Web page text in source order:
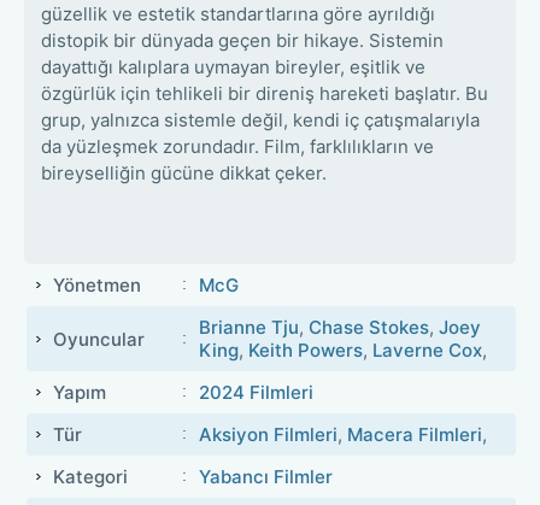
güzellik ve estetik standartlarına göre ayrıldığı
distopik bir dünyada geçen bir hikaye. Sistemin
dayattığı kalıplara uymayan bireyler, eşitlik ve
özgürlük için tehlikeli bir direniş hareketi başlatır. Bu
grup, yalnızca sistemle değil, kendi iç çatışmalarıyla
da yüzleşmek zorundadır. Film, farklılıkların ve
bireyselliğin gücüne dikkat çeker.
Yönetmen McG
Oyuncular Brianne Tju, Chase Stokes, Joey
King, Keith Powers, Laverne Cox,
Yapım
2024 Filmleri
Tür
Aksiyon Filmleri, Macera Filmleri,
Kategori
Yabancı Filmler